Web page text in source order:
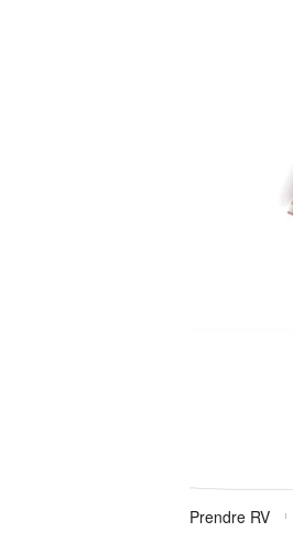
Prendre RV